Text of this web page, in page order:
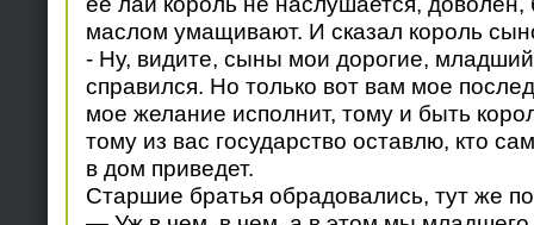
маслом умащивают. И сказал король
- Ну, видите, сыны мои дорогие,
справился. Но только вот вам мое
мое желание исполнит, тому и быть
тому из вас государство оставлю, кто
в дом приведет.
Старшие братья обрадовались, тут же